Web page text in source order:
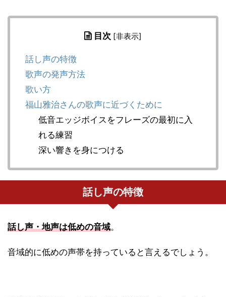
目次 [非表示]
話し声の特徴
歌声の発声方法
歌い方
福山雅治さんの歌声に近づくために
低音エッジボイスをフレーズの最初に入
れる練習
深い響きを身につける
話し声の特徴
話し声・地声は低めの音域。
音域的に低めの声帯を持っていると言えるでしょう。